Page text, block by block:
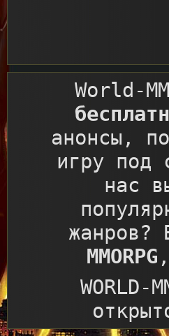
World-
анонсы,
игру под
нас
жанров?
MMORPG ,